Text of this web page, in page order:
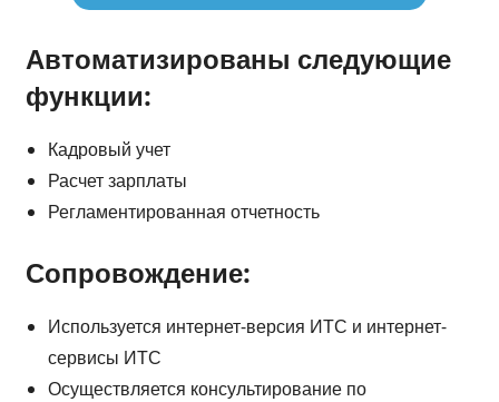
Автоматизированы следующие
функции:
Кадровый учет
Расчет зарплаты
Регламентированная отчетность
Сопровождение:
Используется интернет-версия ИТС и интернет-
сервисы ИТС
Осуществляется консультирование по